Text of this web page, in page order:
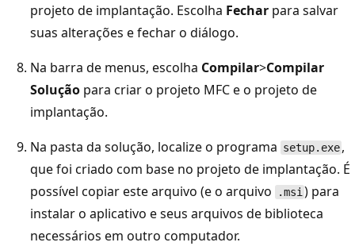
projeto de implantação. Escolha Fechar para salvar
suas alterações e fechar o diálogo.
Na barra de menus, escolha Compilar>Compilar
Solução para criar o projeto MFC e o projeto de
implantação.
Na pasta da solução, localize o programa setup.exe ,
que foi criado com base no projeto de implantação. É
possível copiar este arquivo (e o arquivo
.msi ) para
instalar o aplicativo e seus arquivos de biblioteca
necessários em outro computador.